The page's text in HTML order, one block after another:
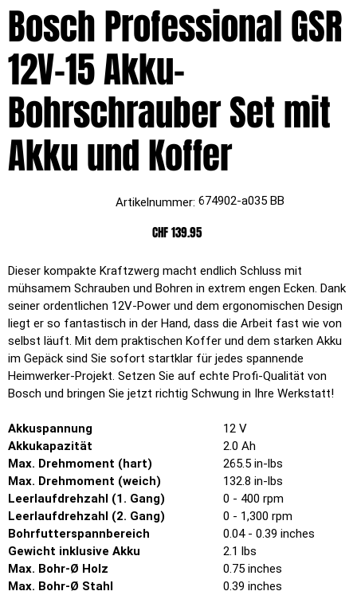
Bosch Professional GSR
12V-15 Akku-
Bohrschrauber Set mit
Akku und Koffer
Artikelnummer: Artikelnummer:
674902-
674902-a035 BB
Preis
CHF 139.95
Dieser kompakte Kraftzwerg macht endlich Schluss mit
mühsamem Schrauben und Bohren in extrem engen Ecken. Dank
seiner ordentlichen 12V-Power und dem ergonomischen Design
liegt er so fantastisch in der Hand, dass die Arbeit fast wie von
selbst läuft. Mit dem praktischen Koffer und dem starken Akku
im Gepäck sind Sie sofort startklar für jedes spannende
Heimwerker-Projekt. Setzen Sie auf echte Profi-Qualität von
Bosch und bringen Sie jetzt richtig Schwung in Ihre Werkstatt!
Akkuspannung
12 V
Akkukapazität
2.0 Ah
Max. Drehmoment (hart)
265.5 in-lbs
Max. Drehmoment (weich)
132.8 in-lbs
Leerlaufdrehzahl (1. Gang)
0 - 400 rpm
Leerlaufdrehzahl (2. Gang)
0 - 1,300 rpm
Bohrfutterspannbereich
0.04 - 0.39 inches
Gewicht inklusive Akku
2.1 lbs
Max. Bohr-Ø Holz
0.75 inches
Max. Bohr-Ø Stahl
0.39 inches